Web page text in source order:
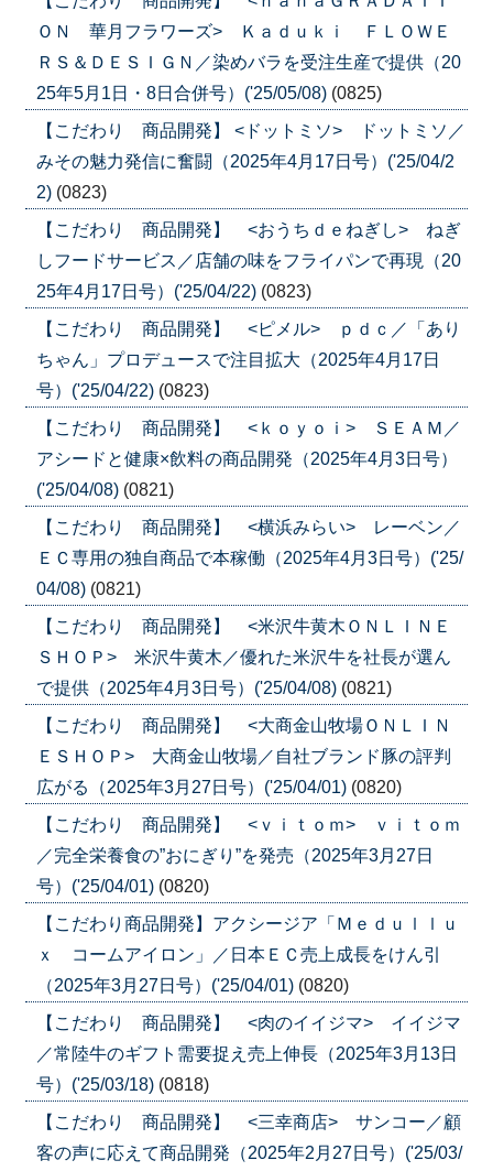
ＯＮ 華月フラワーズ> Ｋａｄｕｋｉ ＦＬＯＷＥ
ＲＳ＆ＤＥＳＩＧＮ／染めバラを受注生産で提供（20
25年5月1日・8日合併号）('25/05/08) (0825)
【こだわり 商品開発】 <ドットミソ> ドットミソ／
みその魅力発信に奮闘（2025年4月17日号）('25/04/2
2) (0823)
【こだわり 商品開発】 <おうちｄｅねぎし> ねぎ
しフードサービス／店舗の味をフライパンで再現（20
25年4月17日号）('25/04/22) (0823)
【こだわり 商品開発】 <ピメル> ｐｄｃ／「あり
ちゃん」プロデュースで注目拡大（2025年4月17日
号）('25/04/22) (0823)
【こだわり 商品開発】 <ｋｏｙｏｉ> ＳＥＡＭ／
アシードと健康×飲料の商品開発（2025年4月3日号）
('25/04/08) (0821)
【こだわり 商品開発】 <横浜みらい> レーベン／
ＥＣ専用の独自商品で本稼働（2025年4月3日号）('25/
04/08) (0821)
【こだわり 商品開発】 <米沢牛黄木ＯＮＬＩＮＥ
ＳＨＯＰ> 米沢牛黄木／優れた米沢牛を社長が選ん
で提供（2025年4月3日号）('25/04/08) (0821)
【こだわり 商品開発】 <大商金山牧場ＯＮＬＩＮ
ＥＳＨＯＰ> 大商金山牧場／自社ブランド豚の評判
広がる（2025年3月27日号）('25/04/01) (0820)
【こだわり 商品開発】 <ｖｉｔｏｍ> ｖｉｔｏｍ
／完全栄養食の”おにぎり”を発売（2025年3月27日
号）('25/04/01) (0820)
【こだわり商品開発】アクシージア「Ｍｅｄｕｌｌｕ
ｘ コームアイロン」／日本ＥＣ売上成長をけん引
（2025年3月27日号）('25/04/01) (0820)
【こだわり 商品開発】 <肉のイイジマ> イイジマ
／常陸牛のギフト需要捉え売上伸長（2025年3月13日
号）('25/03/18) (0818)
【こだわり 商品開発】 <三幸商店> サンコー／顧
客の声に応えて商品開発（2025年2月27日号）('25/03/